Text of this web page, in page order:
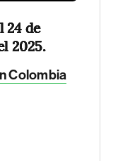
24 de
2025.
Colombia